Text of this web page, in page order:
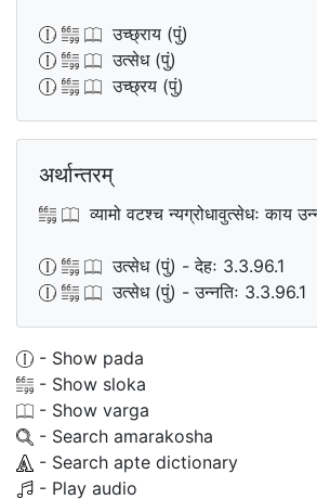
उच्छ्राय (पुं)
उत्सेध (पुं)
उच्छ्रय (पुं)
अर्थान्तरम्
व्यामो वटश्च न्यग्रोधावुत्सेधः काय
उत्सेध (पुं) - देहः 3.3.96.1
उत्सेध (पुं) - उन्नतिः 3.3.96.1
- Show pada
- Show sloka
- Show varga
- Search amarakosha
- Search apte dictionary
- Play audio